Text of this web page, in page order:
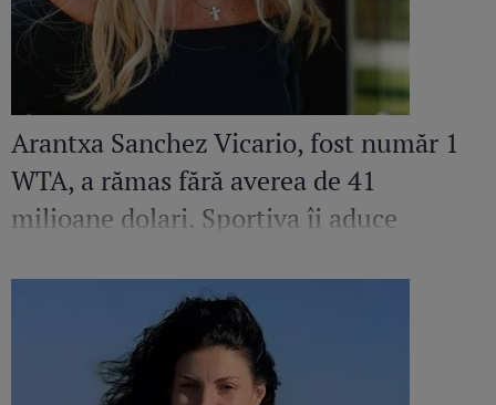
Arantxa Sanchez Vicario, fost număr 1
WTA, a rămas fără averea de 41
milioane dolari. Sportiva îi aduce